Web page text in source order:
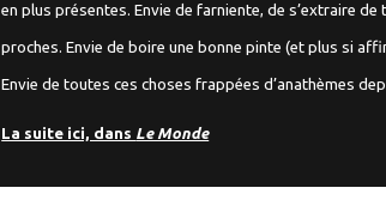
en plus présentes. Envie de farniente, de s’extraire
proches. Envie de boire une bonne pinte (et plus si
Envie de toutes ces choses frappées d’anathèmes
La suite ici, dans Le Monde